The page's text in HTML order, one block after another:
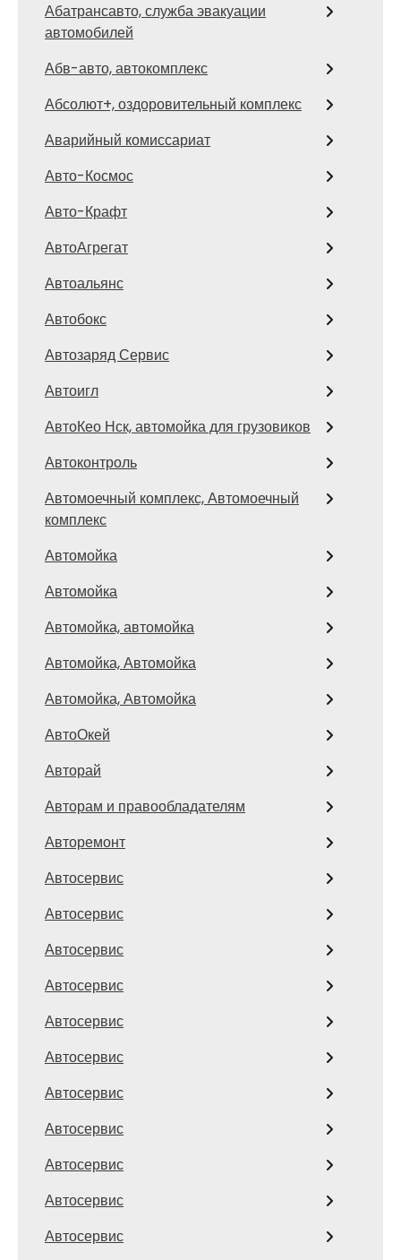
Абатрансавто, служба эвакуации
автомобилей
Абв-авто, автокомплекс
Абсолют+, оздоровительный комплекс
Аварийный комиссариат
Авто-Космос
Авто-Крафт
АвтоАгрегат
Автоальянс
Автобокс
Автозаряд Сервис
Автоигл
АвтоКео Нск, автомойка для грузовиков
Автоконтроль
Автомоечный комплекс, Автомоечный
комплекс
Автомойка
Автомойка
Автомойка, автомойка
Автомойка, Автомойка
Автомойка, Автомойка
АвтоОкей
Авторай
Авторам и правообладателям
Авторемонт
Автосервис
Автосервис
Автосервис
Автосервис
Автосервис
Автосервис
Автосервис
Автосервис
Автосервис
Автосервис
Автосервис